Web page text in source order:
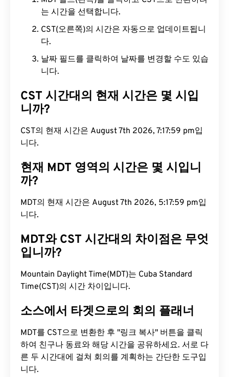
는 시간을 선택합니다.
CST(오른쪽)의 시간은 자동으로 업데이트됩니
다.
날짜 필드를 클릭하여 날짜를 변경할 수도 있습
니다.
CST 시간대의 현재 시간은 몇 시입
니까?
CST의 현재 시간은 August 7th 2026, 7:18:00 pm입
니다.
현재 MDT 영역의 시간은 몇 시입니
까?
MDT의 현재 시간은 August 7th 2026, 5:18:00 pm입
니다.
MDT와 CST 시간대의 차이점은 무엇
입니까?
Mountain Daylight Time(MDT)는 Cuba Standard
Time(CST)의 시간 차이입니다.
소스에서 타겟으로의 회의 플래너
MDT를 CST으로 변환한 후 "링크 복사" 버튼을 클릭
하여 친구나 동료와 해당 시간을 공유하세요. 서로 다
른 두 시간대에 걸쳐 회의를 계획하는 간단한 도구입
니다.